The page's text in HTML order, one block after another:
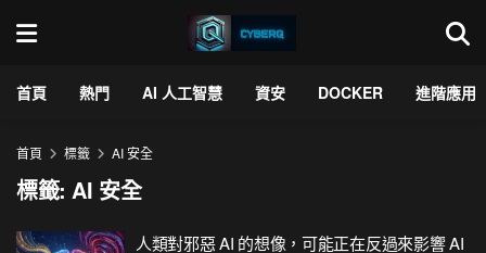
首頁 熱門 AI 人工智慧 資安 DOCKER 進階應用
首頁 標籤 AI 安全
標籤:AI 安全
人類對邪惡 AI 的想像，可能正在反過來影響 AI